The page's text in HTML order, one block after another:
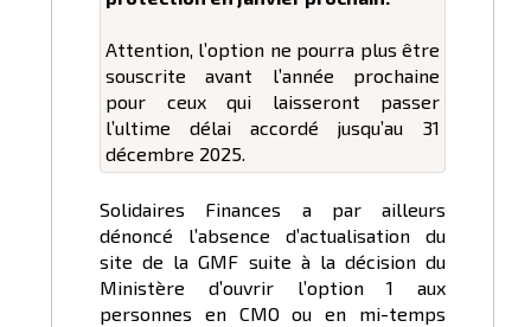
Attention, l’option ne pourra plus être
souscrite avant l’année prochaine
pour ceux qui laisseront passer
l’ultime délai accordé jusqu’au 31
décembre 2025.
Solidaires Finances a par ailleurs
dénoncé l’absence d’actualisation du
site de la GMF suite à la décision du
Ministère d’ouvrir l’option 1 aux
personnes en CMO ou en mi-temps